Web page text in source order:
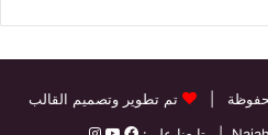
محفوظة |
تم تطوير وتصميم القالب